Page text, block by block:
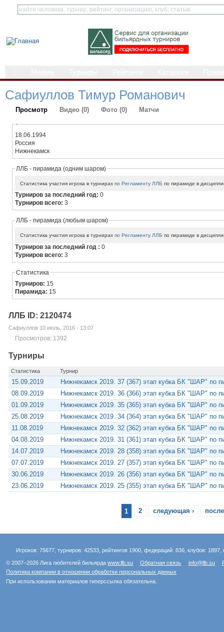
Сафиуллов Тимур Романович
Просмотр Видео (0) Фото (0) Матчи
-
18.06.1994
Россия
Нижнекамск
ЛЛБ - пирамида (одним шаром)
Статистика участия игрока в турнирахпо Регламенту ЛЛБ по пирамиде в
Турниров за последний год:0
Турниров всего:3
ЛЛБ - пирамида (любым шаром)
Статистика участия игрока в турнирахпо Регламенту ЛЛБ по пирамиде в
Турниров за последний год :0
Турниров всего:3
Статистика
Турниров: 15
Пирамида: 15
ЛЛБ ID: 2120474
Сафиуллов 10 июль, 2016 - 13:07
Просмотров: 1392
Турниры
Статистика Турнир
15.09.2019
Нижнекамск 2019. 37 (367) этап кубка БК "ШАР" по
08.09.2019
Нижнекамск 2019. 36 (366) этап кубка БК "ШАР" по
01.09.2019
Нижнекамск 2019. 35 (365) этап кубка БК "ШАР" по
25.08.2019
Нижнекамск 2019. 34 (364) этап кубка БК "ШАР" по
11.08.2019
Нижнекамск 2019. 32 (362) этап кубка БК "ШАР" по
04.08.2019
Нижнекамск 2019. 31 (361) этап кубка БК "ШАР" по
14.07.2019
Нижнекамск 2019. 28 (358) этап кубка БК "ШАР" по
07.07.2019
Нижнекамск 2019. 27 (357) этап кубка БК "ШАР" по
30.06.2019
Нижнекамск 2019. 26 (356) этап кубка БК "ШАР" по
23.06.2019
Нижнекамск 2019. 25 (355) этап кубка БК "ШАР" по
1 2 следующая ›
Игроков: 75677, турниров: 42533, рейтингов 1900, федераций: 836, клубов:
© 2007–2026 Лига любителей бильярдаwww.llb.su Обратная связь info@llb.su
Политика компании в отношении обработки персональных данных
При использовании материалов гиперссылка обязательна.